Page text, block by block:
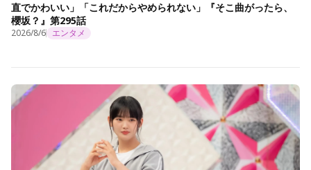
直でかわいい」「これだからやめられない」『そこ曲がったら、
櫻坂？』第295話
2026/8/6 エンタメ